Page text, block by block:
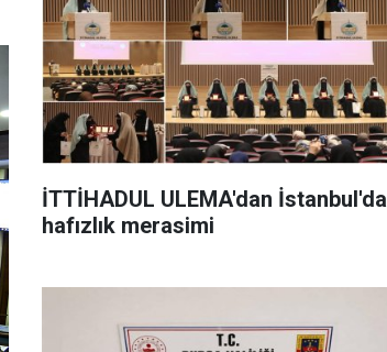
İTTİHADUL ULEMA'dan İstanbul'da
hafızlık merasimi